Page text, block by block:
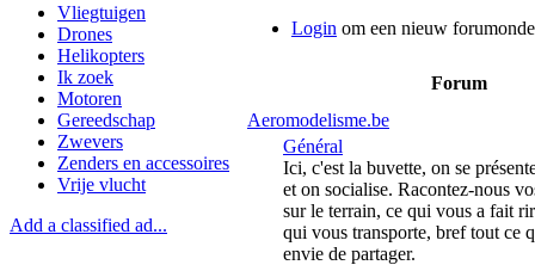
Vliegtuigen
Drones
Helikopters
Ik zoek
Motoren
Gereedschap
Zwevers
Zenders en accessoires
Vrije vlucht
Add a classified ad...
Login om een nieuw
Forum
Aeromodelisme.be
Général
Ici, c'est la buvette, on se
et on socialise. Racontez-nous
sur le terrain, ce qui vous a fait
qui vous transporte, bref tout ce
envie de partager.